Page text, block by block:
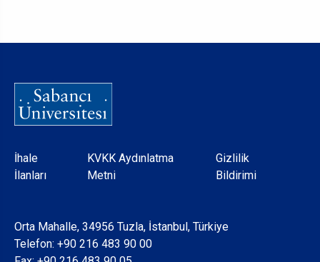
Dipnot
İhale
İlanları
KVKK Aydınlatma
Metni
Gizlilik
Bildirimi
Orta Mahalle, 34956 Tuzla, İstanbul, Türkiye
Telefon: +90 216 483 90 00